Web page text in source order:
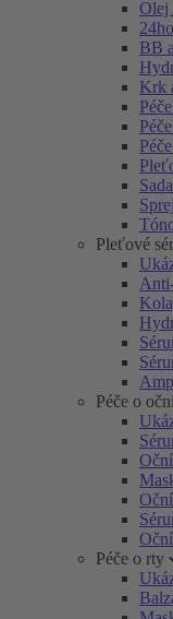
Olej
BB
Krk
Pleťové
Péče o
Péče o rty